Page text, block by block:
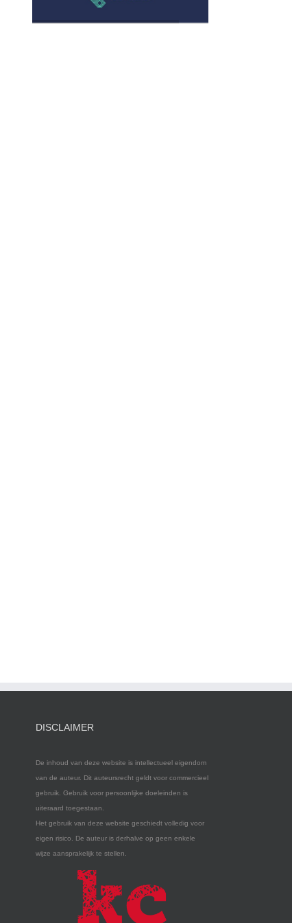
DISCLAIMER
De inhoud van deze website is intellectueel eigendom
van de auteur. Dit auteursrecht geldt voor commercieel
gebruik. Gebruik voor persoonlijke doeleinden is
uiteraard toegestaan.
Het gebruik van deze website geschiedt volledig voor
eigen risico. De auteur is derhalve op geen enkele
wijze aansprakelijk te stellen.